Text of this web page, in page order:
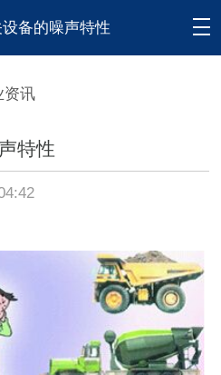
备的噪声特性
资讯
特性